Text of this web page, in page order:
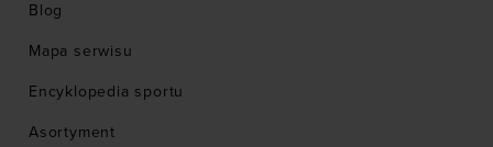
Blog
Mapa serwisu
Encyklopedia sportu
Asortyment